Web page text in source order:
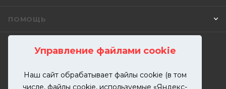
Управление файлами cookie
Наш сайт обрабатывает файлы cookie (в том
числе, файлы cookie, используемые «Яндекс-
ПОМОЩЬ